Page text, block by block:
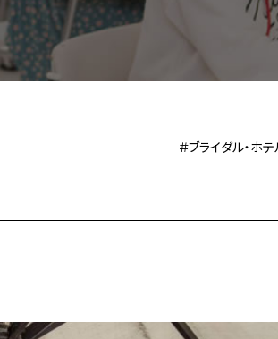
＃ブライダル・ホ